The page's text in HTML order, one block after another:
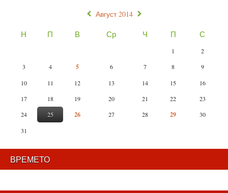
« Август 2014 »
Н П В Ср Ч П С
1
2
3
4 5 6 7 8
9
10
11 12 13 14 15
16
17
18 19 20 21 22
23
24
25 26 27 28 29
30
31
ВРЕМЕТО